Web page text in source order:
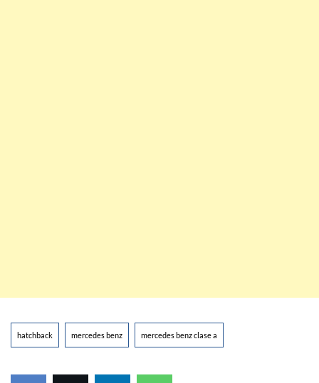
hatchback mercedes benz mercedes benz clase a